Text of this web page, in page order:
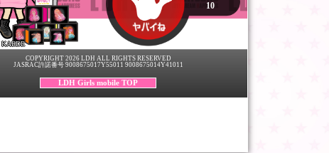
KAEDE
10
COPYRIGHT 2026 LDH ALL RIGHTS RESERVED
JASRAC許諾番号 9008675017Y55011 9008675014Y41011
LDH Girls mobile TOP